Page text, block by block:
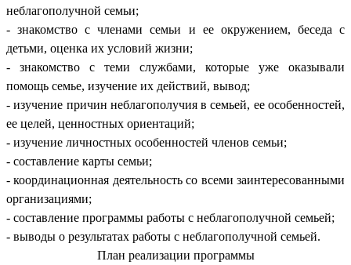
неблагополучной семьи;
- знакомство с членами семьи и ее окружением, беседа с
детьми, оценка их условий жизни;
- знакомство с теми службами, которые уже оказывали
помощь семье, изучение их действий, вывод;
- изучение причин неблагополучия в семьей, ее особенностей,
ее целей, ценностных ориентаций;
- изучение личностных особенностей членов семьи;
- составление карты семьи;
- координационная деятельность со всеми заинтересованными
организациями;
- составление программы работы с неблагополучной семьей;
- выводы о результатах работы с неблагополучной семьей.
План реализации программы